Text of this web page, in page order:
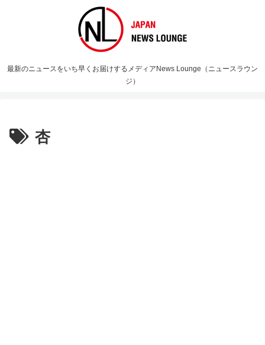
最新のニュースをいち早くお届けするメディアNews Lounge（ニュースラウン
ジ）
杏